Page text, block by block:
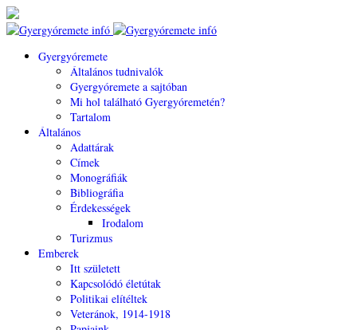
Gyergyóremete
Általános tudnivalók
Gyergyóremete a sajtóban
Mi hol található Gyergyóremetén?
Tartalom
Általános
Adattárak
Címek
Monográfiák
Bibliográfia
Érdekességek
Irodalom
Turizmus
Emberek
Itt született
Kapcsolódó életútak
Politikai elítéltek
Veteránok, 1914-1918